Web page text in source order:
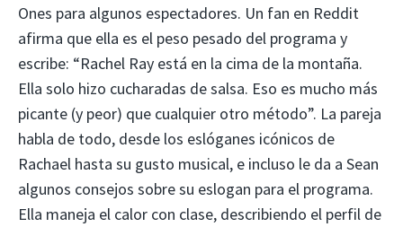
Ones para algunos espectadores. Un fan en Reddit
afirma que ella es el peso pesado del programa y
escribe: “Rachel Ray está en la cima de la montaña.
Ella solo hizo cucharadas de salsa. Eso es mucho más
picante (y peor) que cualquier otro método”. La pareja
habla de todo, desde los eslóganes icónicos de
Rachael hasta su gusto musical, e incluso le da a Sean
algunos consejos sobre su eslogan para el programa.
Ella maneja el calor con clase, describiendo el perfil de